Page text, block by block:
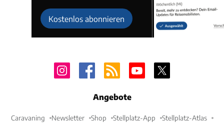
Kostenlos abonnieren
Angebote
Caravaning Newsletter Shop Stellplatz-App Stellplatz-Atlas